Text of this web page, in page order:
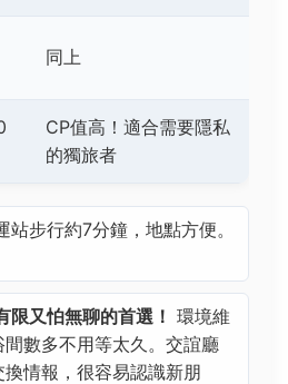
同上
CP值高！適合需要隱私
的獨旅者
站步行約7分鐘，地點方便。
限又怕無聊的首選！ 環境維
數多不用等太久。交誼廳
情報，很容易認識新朋